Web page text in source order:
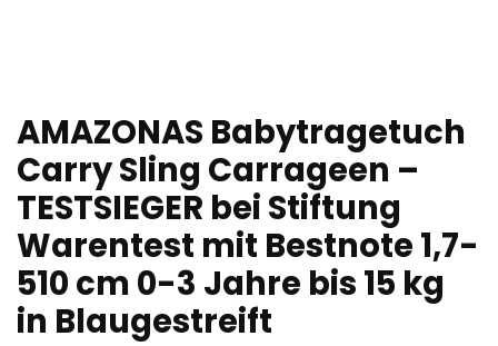
AMAZONAS Babytragetuch
Carry Sling Carrageen –
TESTSIEGER bei Stiftung
Warentest mit Bestnote 1,7-
510 cm 0-3 Jahre bis 15 kg
in Blaugestreift